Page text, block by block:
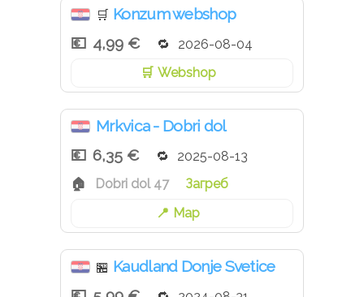
🛒 Konzum webshop
4,99 €
2026-08-04
Webshop
Mrkvica - Dobri dol
6,35 €
2025-08-13
Dobri dol 47
Загреб
Map
🏪 Kaudland Donje Svetice